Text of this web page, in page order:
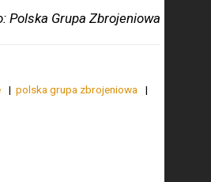
Polska Grupa Zbrojeniowa
polska grupa zbrojeniowa